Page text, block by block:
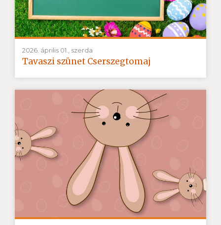
2026. április 01., szerda
Tavaszi szünet Cserszegtomaj